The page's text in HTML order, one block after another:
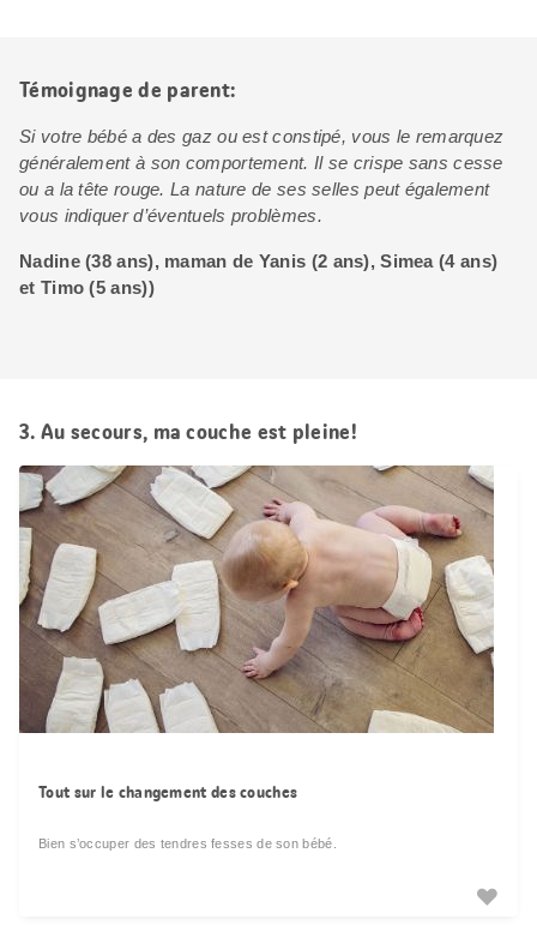
Témoignage de parent:
Si votre bébé a des gaz ou est constipé, vous le remarquez
généralement à son comportement. Il se crispe sans cesse
ou a la tête rouge. La nature de ses selles peut également
vous indiquer d’éventuels problèmes.
Nadine (38 ans), maman de Yanis (2 ans), Simea (4 ans)
et Timo (5 ans))
3. Au secours, ma couche est pleine!
Tout sur le changement des couches
Bien s’occuper des tendres fesses de son bébé.